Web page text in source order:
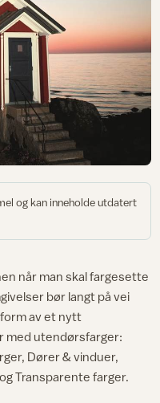
og kan inneholde utdatert
når man skal fargesette
bør langt på vei
av et nytt
med utendørsfarger:
Dører & vinduer,
Transparente farger.